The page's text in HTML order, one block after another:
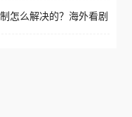
怎么解决的？海外看剧